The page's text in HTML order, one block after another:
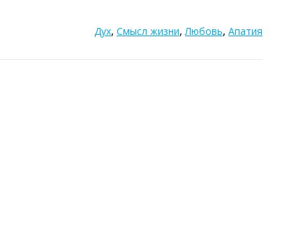
Дух, Смысл жизни,Любовь, Апатия